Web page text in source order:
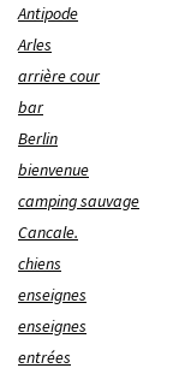
Antipode
Arles
arrière cour
bar
Berlin
bienvenue
camping sauvage
Cancale.
chiens
enseignes
enseignes
entrées